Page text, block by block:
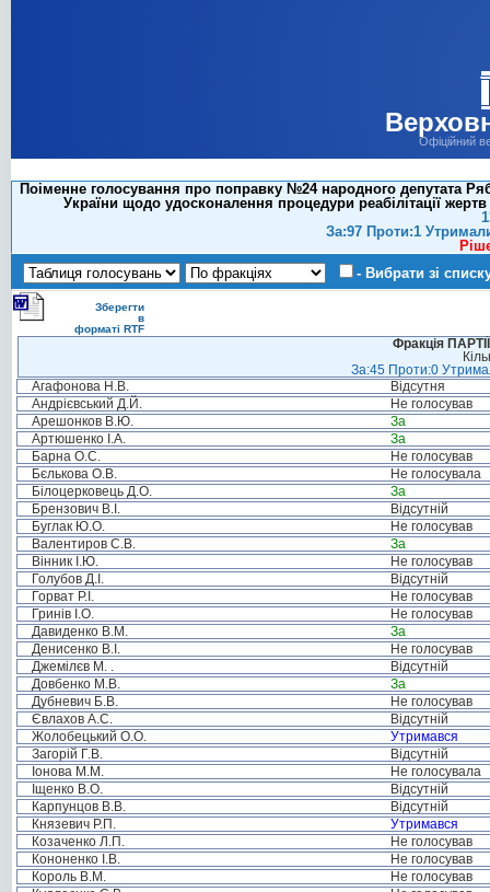
Офіційний
Поіменне голосування про поправку №24 народного депутата
України щодо удосконалення процедури реабілітації
За:97 Проти:1
- Вибрати зі
Зберегти
в
форматі RTF
Фракція
За:45 Проти:0
Агафонова Н.В.
Відсутня
Андрієвський Д.Й.
Не голосував
Арешонков В.Ю.
За
Артюшенко І.А.
За
Барна О.С.
Не голосував
Бєлькова О.В.
Не голосувала
Білоцерковець Д.О.
За
Брензович В.І.
Відсутній
Буглак Ю.О.
Не голосував
Валентиров С.В.
За
Вінник І.Ю.
Не голосував
Голубов Д.І.
Відсутній
Горват Р.І.
Не голосував
Гринів І.О.
Не голосував
Давиденко В.М.
За
Денисенко В.І.
Не голосував
Джемілєв М. .
Відсутній
Довбенко М.В.
За
Дубневич Б.В.
Не голосував
Євлахов А.С.
Відсутній
Жолобецький О.О.
Утримався
Загорій Г.В.
Відсутній
Іонова М.М.
Не голосувала
Іщенко В.О.
Відсутній
Карпунцов В.В.
Відсутній
Князевич Р.П.
Утримався
Козаченко Л.П.
Не голосував
Кононенко І.В.
Не голосував
Король В.М.
Не голосував